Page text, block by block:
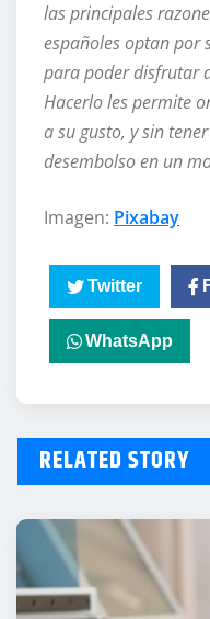
las principales
españoles optan por
para poder disfrutar
Hacerlo les permite
a su gusto, y sin
desembolso en un
Imagen: Pixabay
Twitter
WhatsApp
RELATED STORY